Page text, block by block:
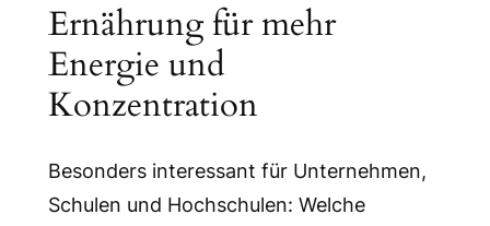
Ernährung für mehr
Energie und
Konzentration
Besonders interessant für Unternehmen,
Schulen und Hochschulen: Welche